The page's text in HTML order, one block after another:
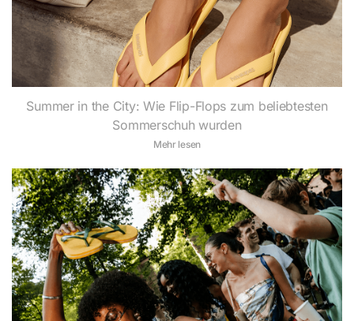
Summer in the City: Wie Flip-Flops zum beliebtesten
Sommerschuh wurden
Mehr lesen